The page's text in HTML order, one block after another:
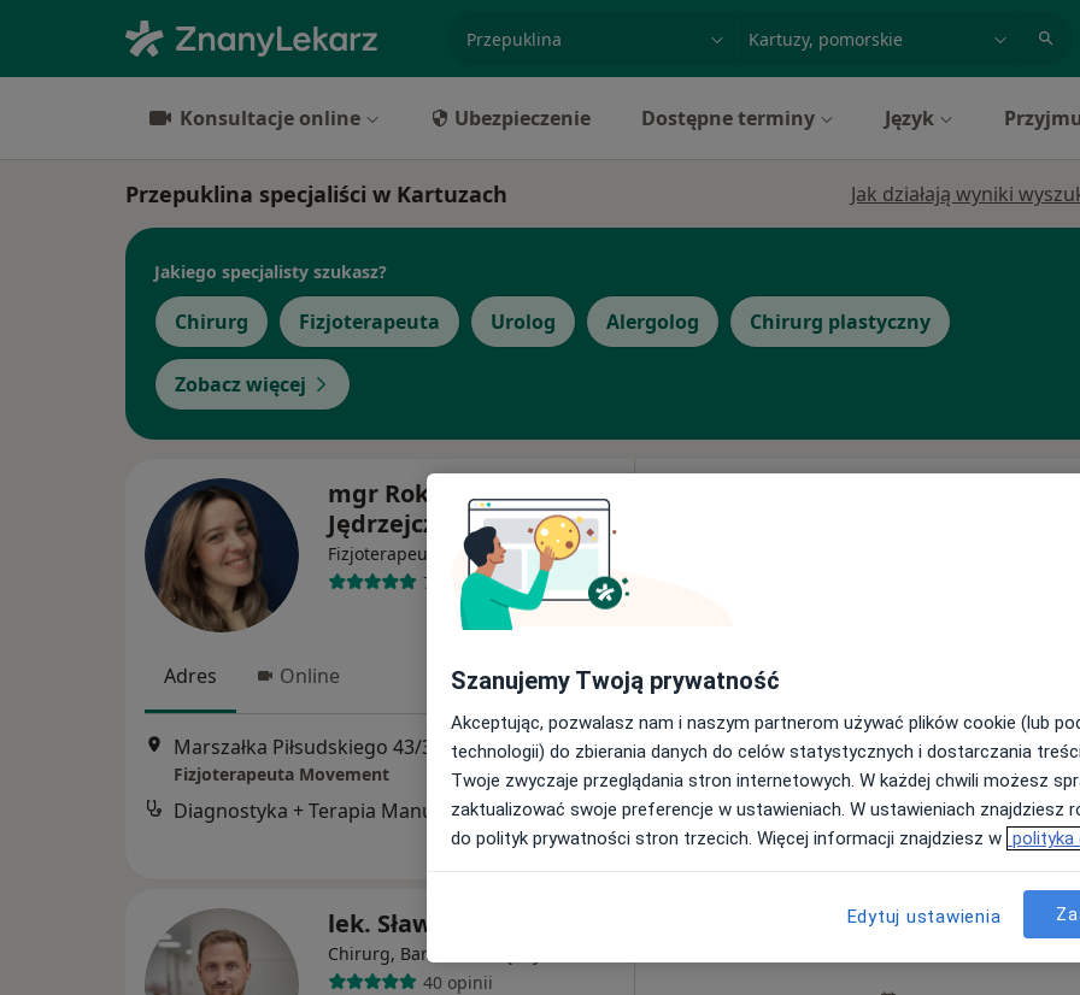
Konsultacje online Ubezpieczenie Dostępne terminy Język
Przepuklina specjaliści w Kartuzach Jak działają wyniki
Jakiego specjalisty szukasz?
Chirurg Fizjoterapeuta Urolog Alergolog Chirurg plastyczny
Zobacz więcej
mgr Roksana
Jędrzejczyk
Fizjoterapeuta Więcej
75 opinii
Adres Online
Marszałka Piłsudskiego 43/3 Szkoła Rodzenia Blisko, Kartuzy •Mapa
Fizjoterapeuta Movement
Diagnostyka + Terapia Manualna + Igłoterapia 200 zł
lek. Sławomir Saluk
Chirurg, Bariatra
40 opinii
Jutro Wt,
Szanujemy Twoją prywatność
Akceptując, pozwalasz nam i naszym partnerom używać plików cookie (lub
technologii) do zbierania danych do celów statystycznych i dostarczania
Twoje zwyczaje przeglądania stron internetowych. W każdej chwili możesz
zaktualizować swoje preferencje w ustawieniach. W ustawieniach znajdziesz
do polityk prywatności stron trzecich. Więcej informacji znajdziesz w polityka
Edytuj ustawienia